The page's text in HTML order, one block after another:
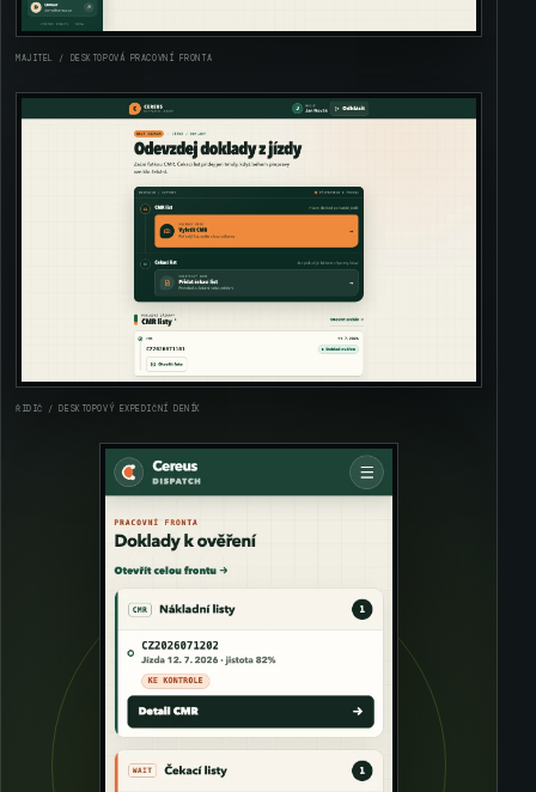
MAJITEL / DESKTOPOVÁ PRACOVNÍ FRONTA
ŘIDIČ / DESKTOPOVÝ EXPEDIČNÍ DENÍK